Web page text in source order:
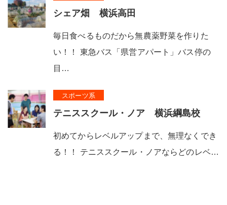
シェア畑 横浜高田
毎日食べるものだから無農薬野菜を作りた
い！！ 東急バス「県営アパート」バス停の
目…
スポーツ系
テニススクール・ノア 横浜綱島校
初めてからレベルアップまで、無理なくでき
る！！ テニススクール・ノアならどのレベ…